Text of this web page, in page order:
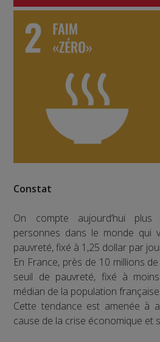
Constat
On compte aujourd’hui
personnes dans le monde qui
pauvreté, fixé à 1,25 dollar par
En France, près de 10 millions
seuil de pauvreté, fixé à
médian de la population française.
Cette tendance est amenée à
cause de la crise économique et